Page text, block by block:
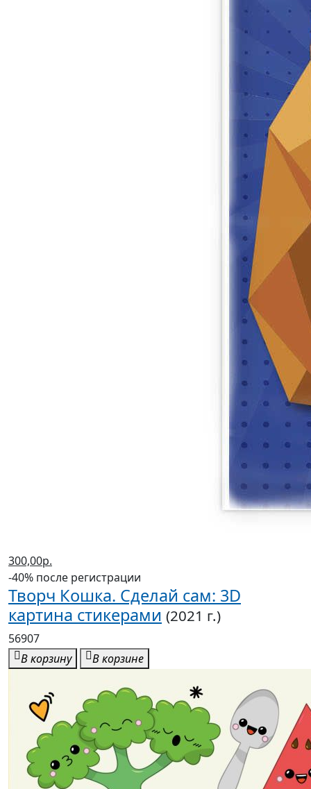
300,00р.
-40% после регистрации
Творч Кошка. Сделай сам: 3D
картина стикерами (2021 г.)
56907
В корзину
В корзине